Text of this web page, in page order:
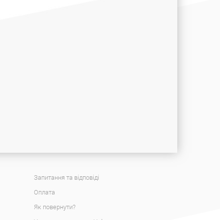
Запитання та відповіді
Оплата
Як повернути?